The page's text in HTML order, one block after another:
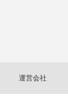
運営会社